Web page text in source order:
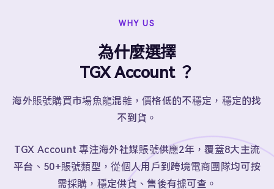
WHY US
為什麼選擇
TGX Account ？
海外賬號購買市場魚龍混雜，價格低的不穩定，穩定的找
不到貨。
TGX Account 專注海外社媒賬號供應2年，覆蓋8大主流
平台、50+賬號類型，從個人用戶到跨境電商團隊均可按
需採購，穩定供貨、售後有據可查。